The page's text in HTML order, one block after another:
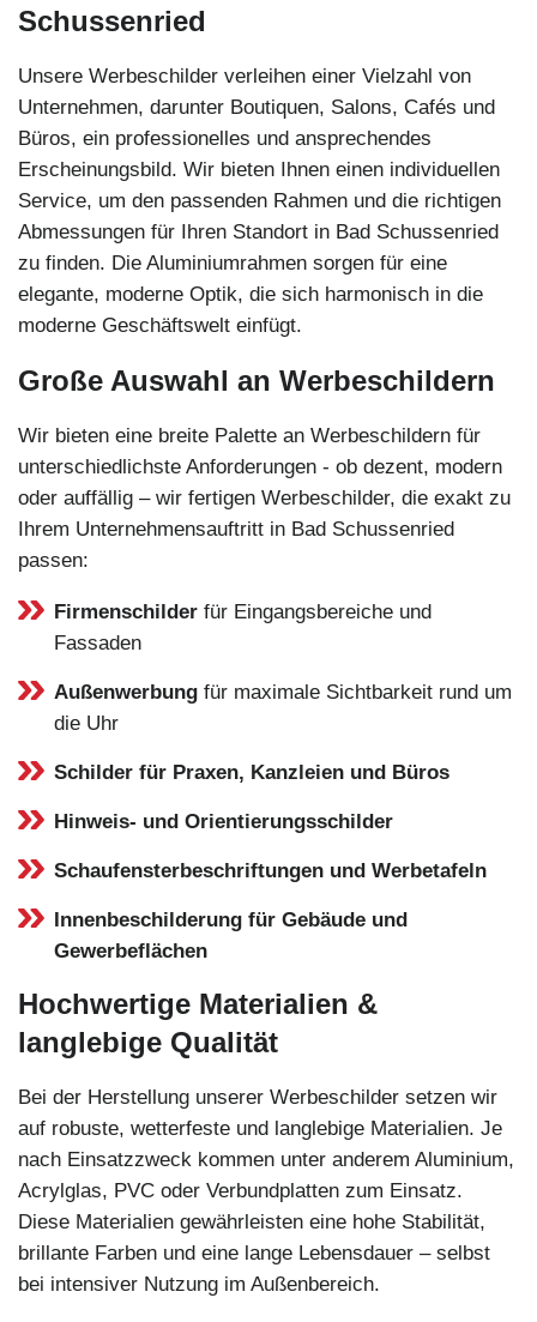
Schussenried
Unsere Werbeschilder verleihen einer Vielzahl von
Unternehmen, darunter Boutiquen, Salons, Cafés und
Büros, ein professionelles und ansprechendes
Erscheinungsbild. Wir bieten Ihnen einen individuellen
Service, um den passenden Rahmen und die richtigen
Abmessungen für Ihren Standort in Bad Schussenried
zu finden. Die Aluminiumrahmen sorgen für eine
elegante, moderne Optik, die sich harmonisch in die
moderne Geschäftswelt einfügt.
Große Auswahl an Werbeschildern
Wir bieten eine breite Palette an Werbeschildern für
unterschiedlichste Anforderungen - ob dezent, modern
oder auffällig – wir fertigen Werbeschilder, die exakt zu
Ihrem Unternehmensauftritt in Bad Schussenried
passen:
Firmenschilder für Eingangsbereiche und
Fassaden
Außenwerbung für maximale Sichtbarkeit rund um
die Uhr
Schilder für Praxen, Kanzleien und Büros
Hinweis- und Orientierungsschilder
Schaufensterbeschriftungen und Werbetafeln
Innenbeschilderung für Gebäude und
Gewerbeflächen
Hochwertige Materialien &
langlebige Qualität
Bei der Herstellung unserer Werbeschilder setzen wir
auf robuste, wetterfeste und langlebige Materialien. Je
nach Einsatzzweck kommen unter anderem Aluminium,
Acrylglas, PVC oder Verbundplatten zum Einsatz.
Diese Materialien gewährleisten eine hohe Stabilität,
brillante Farben und eine lange Lebensdauer – selbst
bei intensiver Nutzung im Außenbereich.